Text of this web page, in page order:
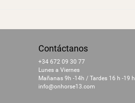
Contáctanos
+34 672 09 30 77
Lunes a Viernes
Mañanas 9h -14h / Tardes 16 h -19 h
info@onhorse13.com